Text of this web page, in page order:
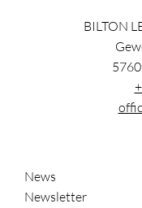
BILTON
5760
News
Newsletter